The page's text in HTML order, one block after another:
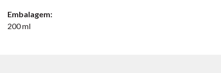
Embalagem:
200 ml